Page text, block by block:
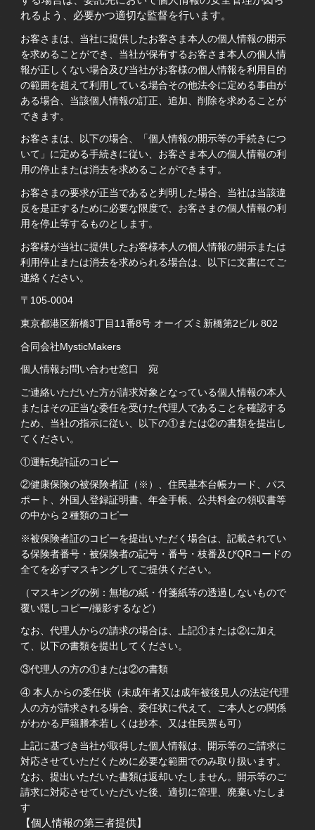
れるよう、必要かつ適切な監督を行います。
お客さまは、当社に提供したお客さま本人の個人情報の開示
を求めることができ、当社が保有するお客さま本人の個人情
報が正しくない場合及び当社がお客様の個人情報を利用目的
の範囲を超えて利用している場合その他法令に定める事由が
ある場合、当該個人情報の訂正、追加、削除を求めることが
できます。
お客さまは、以下の場合、「個人情報の開示等の手続きにつ
いて」に定める手続きに従い、お客さま本人の個人情報の利
用の停止または消去を求めることができます。
お客さまの要求が正当であると判明した場合、当社は当該違
反を是正するために必要な限度で、お客さまの個人情報の利
用を停止等するものとします。
お客様が当社に提供したお客様本人の個人情報の開示または
利用停止または消去を求められる場合は、以下に文書にてご
連絡ください。
〒105-0004
東京都港区新橋3丁目11番8号 オーイズミ新橋第2ビル 802
合同会社MysticMakers
個人情報お問い合わせ窓口 宛
ご連絡いただいた方が請求対象となっている個人情報の本人
またはその正当な委任を受けた代理人であることを確認する
ため、当社の指示に従い、以下の①または②の書類を提出し
てください。
①運転免許証のコピー
②健康保険の被保険者証（※）、住民基本台帳カード、パス
ポート、外国人登録証明書、年金手帳、公共料金の領収書等
の中から２種類のコピー
※被保険者証のコピーを提出いただく場合は、記載されてい
る保険者番号・被保険者の記号・番号・枝番及びQRコードの
全てを必ずマスキングしてご提供ください。
（マスキングの例：無地の紙・付箋紙等の透過しないもので
覆い隠しコピー/撮影するなど）
なお、代理人からの請求の場合は、上記①または②に加え
て、以下の書類を提出してください。
③代理人の方の①または②の書類
④ 本人からの委任状（未成年者又は成年被後見人の法定代理
人の方が請求される場合、委任状に代えて、ご本人との関係
がわかる戸籍謄本若しくは抄本、又は住民票も可）
上記に基づき当社が取得した個人情報は、開示等のご請求に
対応させていただくために必要な範囲でのみ取り扱います。
なお、提出いただいた書類は返却いたしません。開示等のご
請求に対応させていただいた後、適切に管理、廃棄いたしま
す
【個人情報の第三者提供】